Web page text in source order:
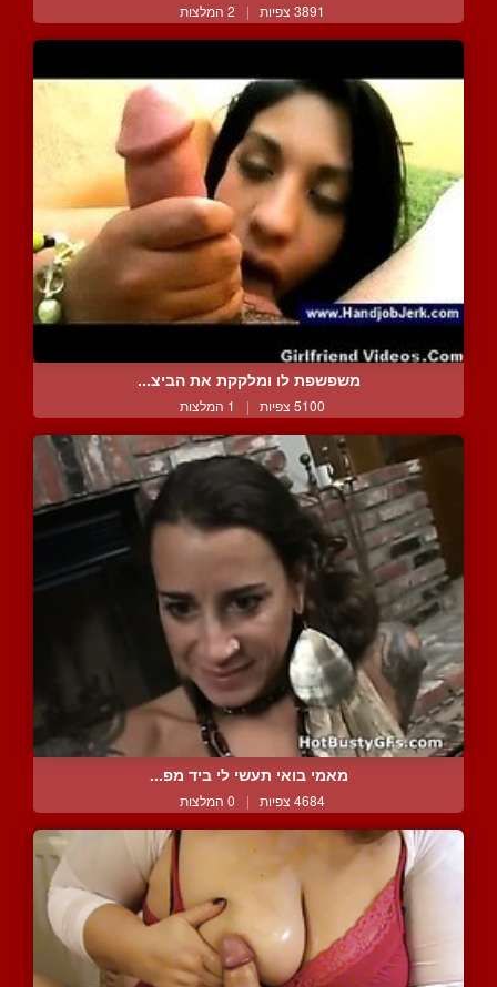
3891 צפיות | 2 המלצות
משפשפת לו ומלקקת את הביצ...
5100 צפיות | 1 המלצות
מאמי בואי תעשי לי ביד מפ...
4684 צפיות | 0 המלצות